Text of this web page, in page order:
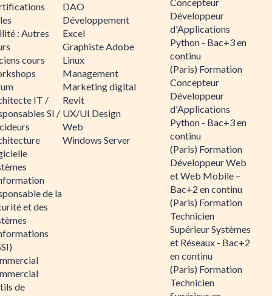
: Autres
cours
IT /
SI /
de la
et des
de
DAO
Développement
Excel
Graphiste Adobe
Linux
Management
Marketing digital
Revit
UX/UI Design
Web
Windows Server
Développeur
d'Applications
Python - Bac+3 en
continu
(Paris) Formation
Concepteur
Développeur
d'Applications
Python - Bac+3 en
continu
(Paris) Formation
Développeur Web
et Web Mobile –
Bac+2 en continu
(Paris) Formation
Technicien
Supérieur Systèmes
et Réseaux - Bac+2
en continu
(Paris) Formation
Technicien